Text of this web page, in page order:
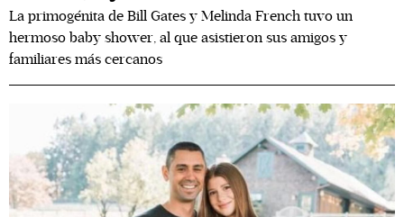
La primogénita de Bill Gates y Melinda French tuvo un
hermoso baby shower, al que asistieron sus amigos y
familiares más cercanos